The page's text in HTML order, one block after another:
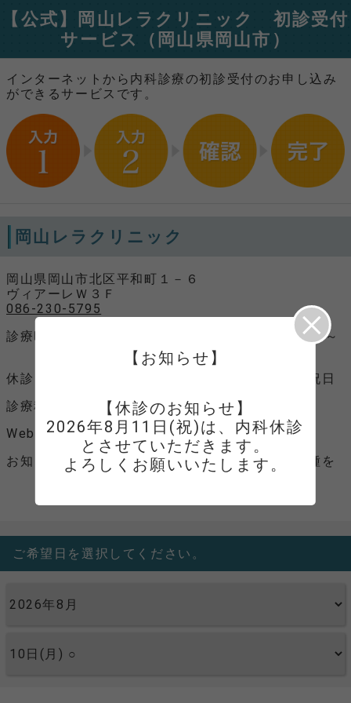
【公式】岡山レラクリニック 初診受付
サービス（岡山県岡山市）
インターネットから内科診療の初診受付のお申し込み
ができるサービスです。
岡山レラクリニック
岡山県岡山市北区平和町１－６
ヴィアーレＷ３Ｆ
086-230-5795
診療時間
月・火 10：30～13：30、15：00～
19：30
休診日
水曜・木曜・金曜・土曜・日曜・祝日
診療科目
内科
Webサイト
お知らせ
ご来院時には、保険証、医療証各種を
お持ちください。
ご希望日を選択してください。
【お知らせ】
【休診のお知らせ】
2026年8月11日(祝)は、内科休診
とさせていただきます。
よろしくお願いいたします。